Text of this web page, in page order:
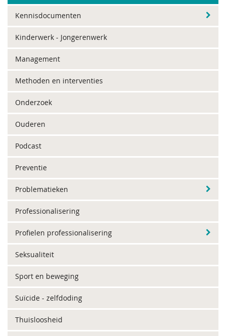
Kennisdocumenten
Kinderwerk - Jongerenwerk
Management
Methoden en interventies
Onderzoek
Ouderen
Podcast
Preventie
Problematieken
Professionalisering
Profielen professionalisering
Seksualiteit
Sport en beweging
Suïcide - zelfdoding
Thuisloosheid